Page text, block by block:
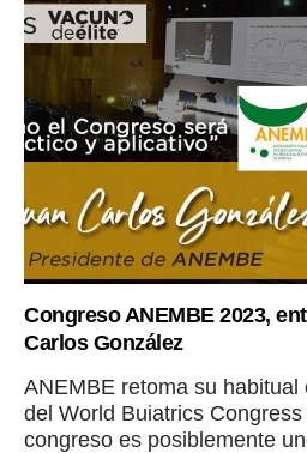
Congreso ANEMBE 2023,
Carlos González
ANEMBE retoma su habitual
del World Buiatrics
congreso es posiblemente